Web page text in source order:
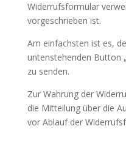
Widerrufsformular
vorgeschrieben ist.
Am einfachsten ist es,
untenstehenden Button
zu senden.
Zur Wahrung der
die Mitteilung über die
vor Ablauf der